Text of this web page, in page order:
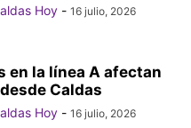
Hoy - 16 julio, 2026
en la línea A afectan
Caldas
Hoy - 16 julio, 2026